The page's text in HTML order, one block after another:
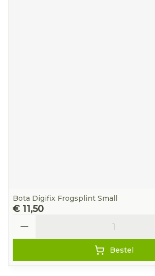
Bota Digifix Frogsplint Small
€ 11,50
Bestel